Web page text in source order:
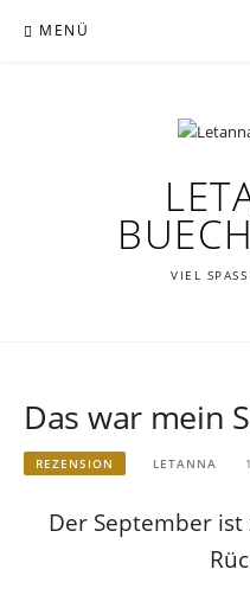
Inhalt MENÜ
VIEL SPASS
Das war mein
REZENSION LETANNA
Der September